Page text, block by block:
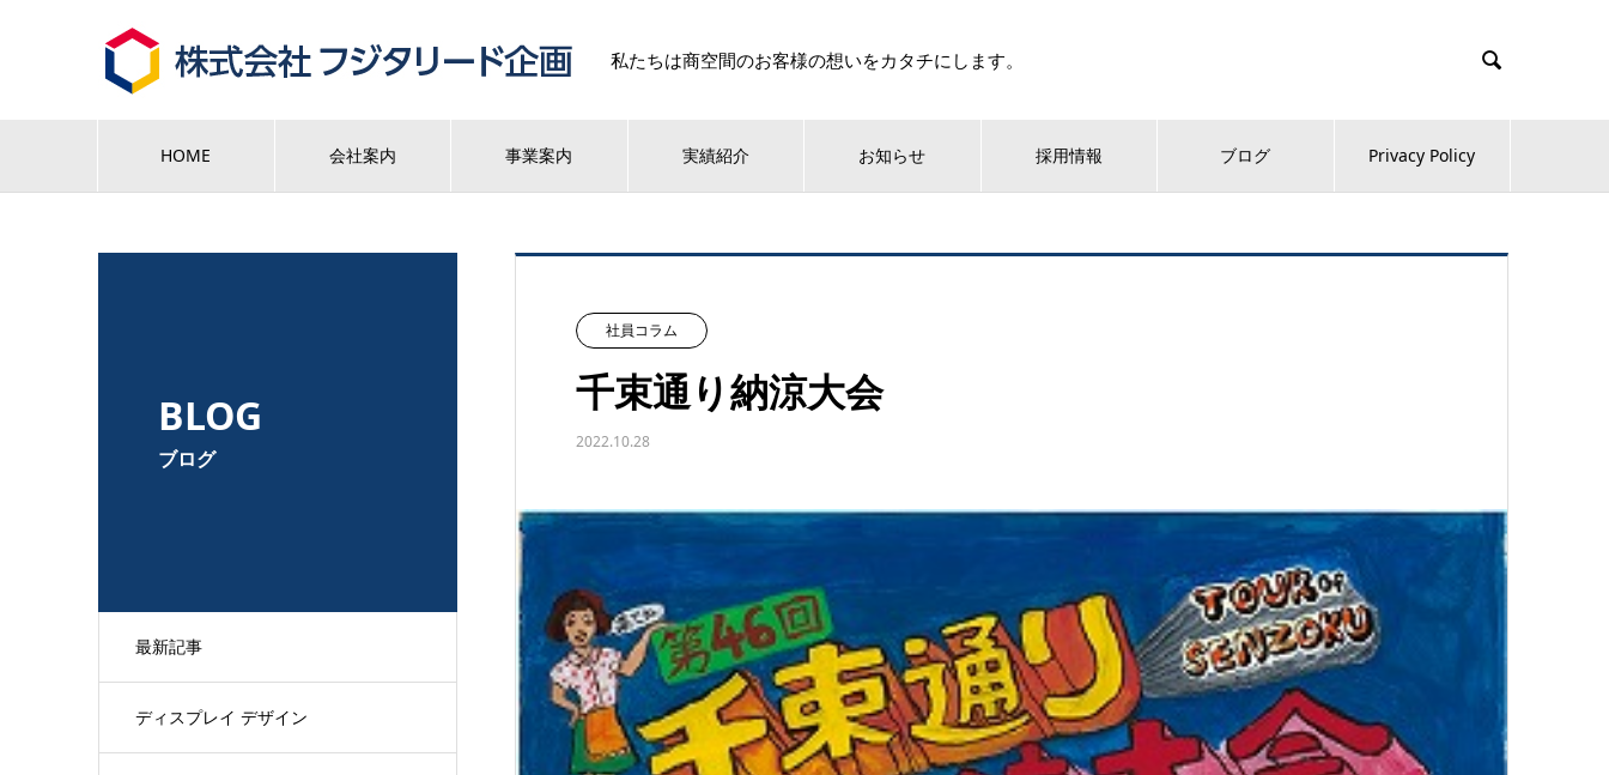
私たちは商空間のお客様の想いをカタチにします。 
HOME 会社案内 事業案内 実績紹介 お知らせ 採用情報 ブログ Privacy Policy
BLOG
ブログ
最新記事
ディスプレイ デザイン
社員コラム
千束通り納涼大会
2022.10.28